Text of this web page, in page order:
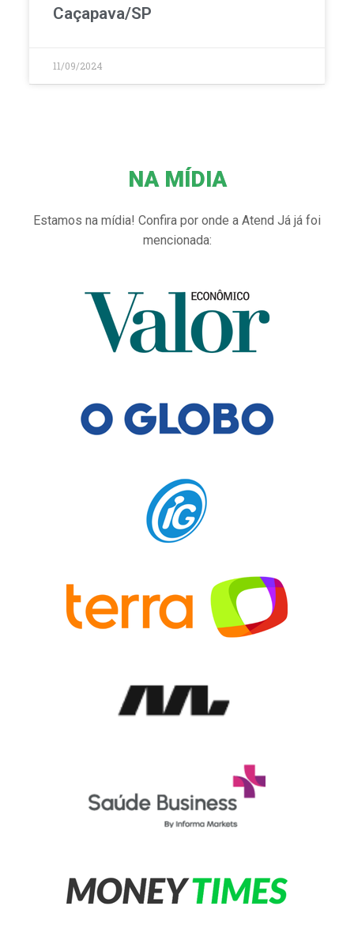
Caçapava/SP
11/09/2024
NA MÍDIA
Estamos na mídia! Confira por onde a Atend Já já foi
mencionada: